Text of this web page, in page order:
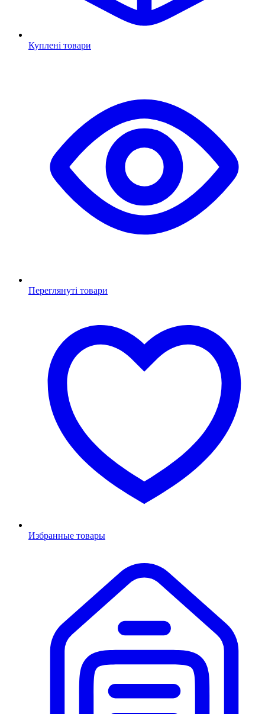
Куплені товари
Переглянуті товари
Избранные товары